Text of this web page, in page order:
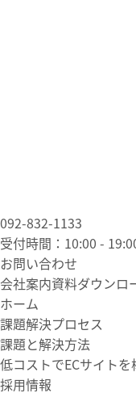
092-832-1133
受付時間：10:00 -
お問い合わせ
会社案内資料ダウンロ
ホーム
課題解決プロセス
課題と解決方法
低コストでECサイト
採用情報